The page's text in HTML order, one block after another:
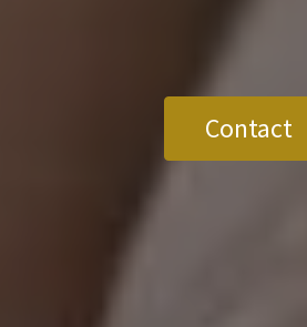
Contact